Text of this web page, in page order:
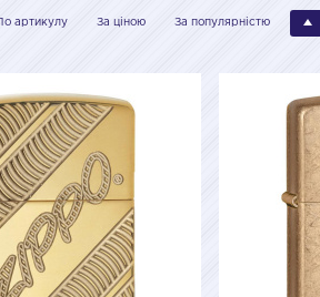
артикулу За ціною За популярністю